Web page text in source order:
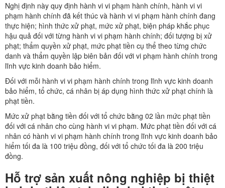
Nghị định này quy định hành vi vi phạm hành chính, hành vi vi
phạm hành chính đã kết thúc và hành vi vi phạm hành chính đang
thực hiện; hình thức xử phạt, mức xử phạt, biện pháp khắc phục
hậu quả đối với từng hành vi vi phạm hành chính; đối tượng bị xử
phạt; thẩm quyền xử phạt, mức phạt tiền cụ thể theo từng chức
danh và thẩm quyền lập biên bản đối với vi phạm hành chính trong
lĩnh vực kinh doanh bảo hiểm.
Đối với mỗi hành vi vi phạm hành chính trong lĩnh vực kinh doanh
bảo hiểm, tổ chức, cá nhân bị áp dụng hình thức xử phạt chính là
phạt tiền.
Mức xử phạt bằng tiền đối với tổ chức bằng 02 lần mức phạt tiền
đối với cá nhân cho cùng hành vi vi phạm. Mức phạt tiền đối với cá
nhân có hành vi vi phạm hành chính trong lĩnh vực kinh doanh bảo
hiểm tối đa là 100 triệu đồng, đối với tổ chức tối đa là 200 triệu
đồng.
Hỗ trợ sản xuất nông nghiệp bị thiệt